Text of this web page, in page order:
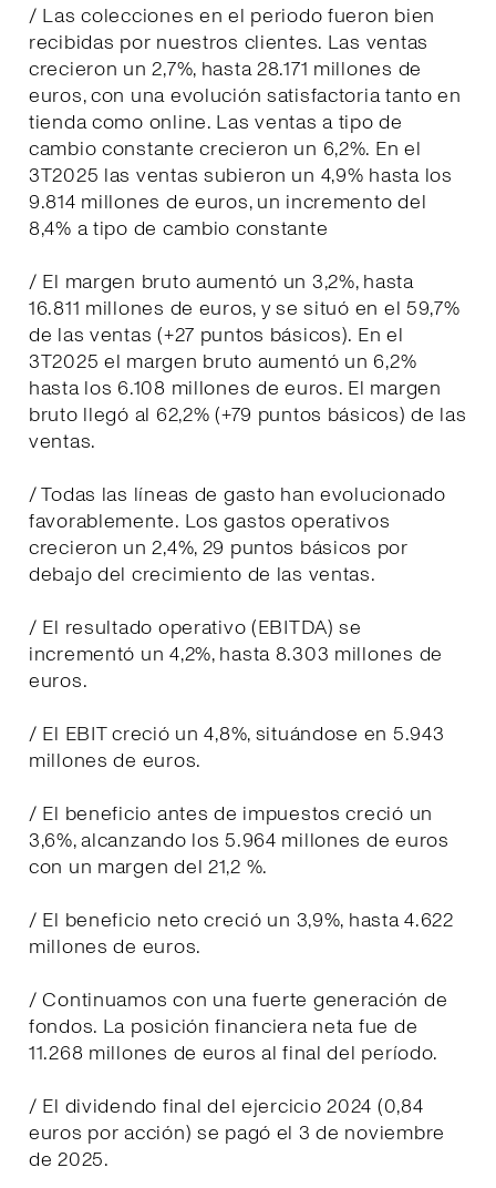
/ Las colecciones en el periodo fueron bien
recibidas por nuestros clientes. Las ventas
crecieron un 2,7%, hasta 28.171 millones de
euros, con una evolución satisfactoria tanto en
tienda como online. Las ventas a tipo de
cambio constante crecieron un 6,2%. En el
3T2025 las ventas subieron un 4,9% hasta los
9.814 millones de euros, un incremento del
8,4% a tipo de cambio constante
/ El margen bruto aumentó un 3,2%, hasta
16.811 millones de euros, y se situó en el 59,7%
de las ventas (+27 puntos básicos). En el
3T2025 el margen bruto aumentó un 6,2%
hasta los 6.108 millones de euros. El margen
bruto llegó al 62,2% (+79 puntos básicos) de las
ventas.
/ Todas las líneas de gasto han evolucionado
favorablemente. Los gastos operativos
crecieron un 2,4%, 29 puntos básicos por
debajo del crecimiento de las ventas.
/ El resultado operativo (EBITDA) se
incrementó un 4,2%, hasta 8.303 millones de
euros.
/ El EBIT creció un 4,8%, situándose en 5.943
millones de euros.
/ El beneficio antes de impuestos creció un
3,6%, alcanzando los 5.964 millones de euros
con un margen del 21,2 %.
/ El beneficio neto creció un 3,9%, hasta 4.622
millones de euros.
/ Continuamos con una fuerte generación de
fondos. La posición financiera neta fue de
11.268 millones de euros al final del período.
/ El dividendo final del ejercicio 2024 (0,84
euros por acción) se pagó el 3 de noviembre
de 2025.